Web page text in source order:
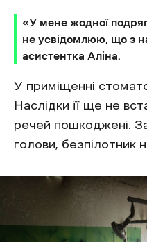
«У мене жодної
не усвідомлюю, що з
асистентка Аліна.
У приміщенні
Наслідки її ще не
речей пошкоджені.
голови, безпілотник